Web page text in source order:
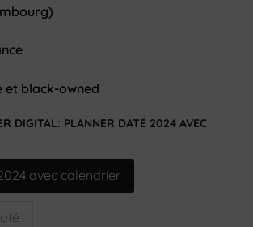
et black-owned
DIGITAL: PLANNER DATÉ 2024 AVEC
avec calendrier